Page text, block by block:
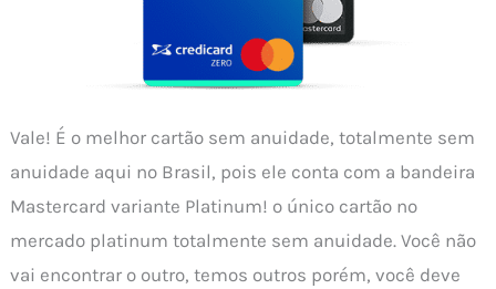
Vale! É o melhor cartão sem anuidade, totalmente sem
anuidade aqui no Brasil, pois ele conta com a bandeira
Mastercard variante Platinum! o único cartão no
mercado platinum totalmente sem anuidade. Você não
vai encontrar o outro, temos outros porém, você deve